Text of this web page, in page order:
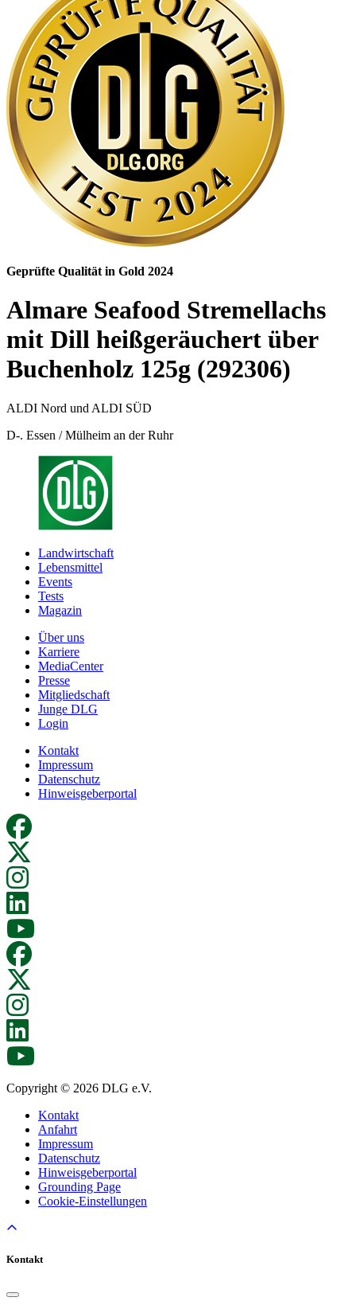
Geprüfte Qualität in Gold 2024
Almare Seafood Stremellachs
mit Dill heißgeräuchert über
Buchenholz 125g (292306)
ALDI Nord und ALDI SÜD
D-. Essen / Mülheim an der Ruhr
Landwirtschaft
Lebensmittel
Events
Tests
Magazin
Über uns
Karriere
MediaCenter
Presse
Mitgliedschaft
Junge DLG
Login
Kontakt
Impressum
Datenschutz
Hinweisgeberportal
Copyright © 2026 DLG e.V.
Kontakt
Anfahrt
Impressum
Datenschutz
Hinweisgeberportal
Grounding Page
Cookie-Einstellungen
Kontakt